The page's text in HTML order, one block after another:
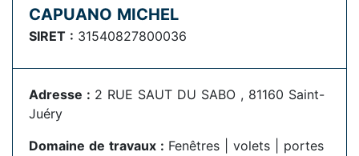
CAPUANO MICHEL
SIRET : 31540827800036
Adresse : 2 RUE SAUT DU SABO , 81160 Saint-
Juéry
Domaine de travaux : Fenêtres | volets | portes